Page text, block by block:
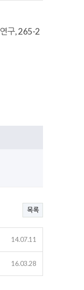
구, 265-2
목록
14.07.11
16.03.28